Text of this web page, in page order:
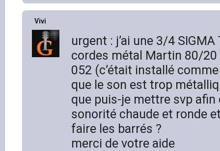
Vivi
urgent : j’ai une 3/4
cordes métal Martin 80/
052 (c’était installé
que le son est trop
que puis-je mettre svp afin
sonorité chaude et ronde
faire les barrés ?
merci de votre aide